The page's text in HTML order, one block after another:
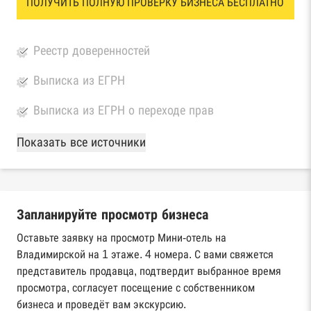
Реестр доверенностей
Выписка из ЕГРН
Выписка из ЕГРН о переходе прав
База Росстата
Реестры ЕГРЮЛ и ЕГРИП Федеральной
Реестр государственных контрактов
Федерального казначейства
Картотека арбитражных дел Высшего
арбитражного суда
Показать все источники
Запланируйте просмотр бизнеса
Оставьте заявку на просмотр Мини-отель на
Владимирской на 1 этаже. 4 номера. С вами свяжется
представитель продавца, подтвердит выбранное время
просмотра, согласует посещение с собственником
бизнеса и проведёт вам экскурсию.